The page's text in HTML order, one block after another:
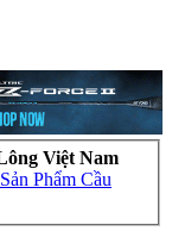
Việt Nam
Phẩm Cầu